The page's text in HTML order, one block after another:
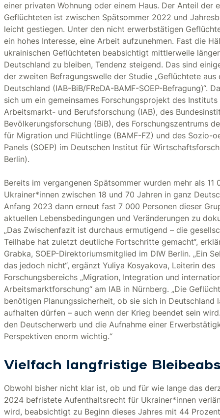
einer privaten Wohnung oder einem Haus. Der Anteil der
Geflüchteten ist zwischen Spätsommer 2022 und
leicht gestiegen. Unter den nicht erwerbstätigen
ein hohes Interesse, eine Arbeit aufzunehmen. Fast die
ukrainischen Geflüchteten beabsichtigt mittlerweile
Deutschland zu bleiben, Tendenz steigend. Das sind
der zweiten Befragungswelle der Studie „Geflüchtete aus
Deutschland (IAB-BiB/FReDA-BAMF-SOEP-Befragung)“.
sich um ein gemeinsames Forschungsprojekt des
Arbeitsmarkt- und Berufsforschung (IAB), des
Bevölkerungsforschung (BiB), des Forschungszentrums
für Migration und Flüchtlinge (BAMF-FZ) und des Sozio-
Panels (SOEP) im Deutschen Institut für
Berlin).
Bereits im vergangenen Spätsommer wurden mehr als 11
Ukrainer*innen zwischen 18 und 70 Jahren in ganz
Anfang 2023 dann erneut fast 7 000 Personen dieser
aktuellen Lebensbedingungen und Veränderungen zu
„Das Zwischenfazit ist durchaus ermutigend – die
Teilhabe hat zuletzt deutliche Fortschritte gemacht“,
Grabka, SOEP-Direktoriumsmitglied im DIW Berlin. „Ein
das jedoch nicht“, ergänzt Yuliya Kosyakova, Leiterin des
Forschungsbereichs „Migration, Integration und
Arbeitsmarktforschung“ am IAB in Nürnberg. „Die
benötigen Planungssicherheit, ob sie sich in Deutschland
aufhalten dürfen – auch wenn der Krieg beendet sein
den Deutscherwerb und die Aufnahme einer
Perspektiven enorm wichtig.“
Vielfach langfristige
Obwohl bisher nicht klar ist, ob und für wie lange das
2024 befristete Aufenthaltsrecht für Ukrainer*innen
wird, beabsichtigt zu Beginn dieses Jahres mit 44